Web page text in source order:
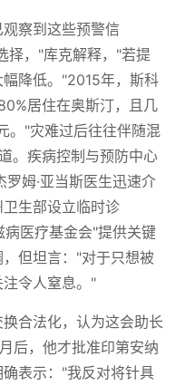
察到这些预警信
择，"库克解释，"若提
降低。"2015年，斯科
居住在奥斯汀，且几
。"灾难过后往往伴随混
。疾病控制与预防中心
罗姆·亚当斯医生迅速介
生部设立临时诊
医疗基金会"提供关键
但坦言："对于只想被
令人窒息。"
合法化，认为这会助长
后，他才批准印第安纳
表示："我反对将针具